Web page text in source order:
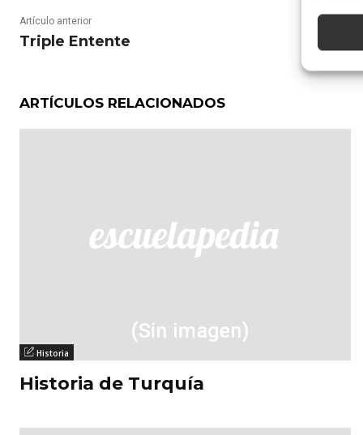
Artículo anterior
Triple Entente
ARTÍCULOS RELACIONADOS
Historia
Historia de Turquía